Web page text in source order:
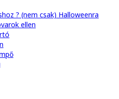
? (nem csak) Halloweenra
ellen